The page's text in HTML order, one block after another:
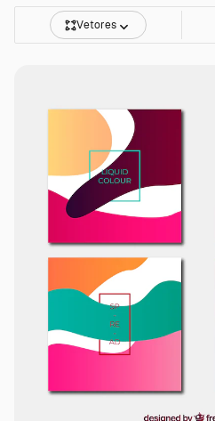
Vetores